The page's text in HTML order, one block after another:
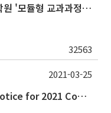
SNU Inno-Edu 프로젝트 보건대학원 '모듈형 교과과정' 안내(revised 2022/2/28)
32563
2021년 지역사회보건실습 안내(Notice for 2021 Community Health Field Training)
2021-03-25